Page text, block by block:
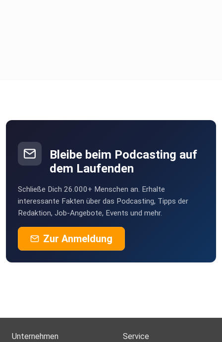
Bleibe beim Podcasting auf
dem Laufenden
Schließe Dich 26.000+ Menschen an. Erhalte
interessante Fakten über das Podcasting, Tipps der
Redaktion, Job-Angebote, Events und mehr.
Zur Anmeldung
Unternehmen Service